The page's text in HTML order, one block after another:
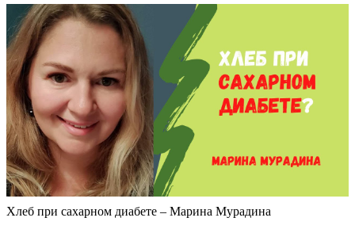
Хлеб при сахарном диабете – Марина Мурадина